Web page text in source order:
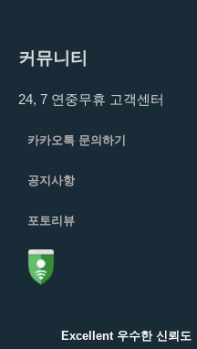
커뮤니티
24, 7 연중무휴 고객센터
카카오톡 문의하기
공지사항
포토리뷰
Excellent 우수한 신뢰도